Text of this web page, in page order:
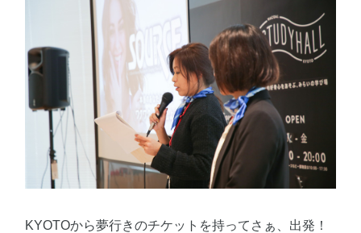
KYOTOから夢行きのチケットを持ってさぁ、出発！